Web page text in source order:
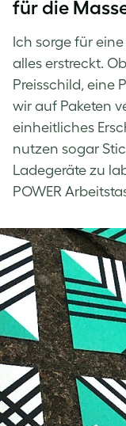
für die
Ich sorge für
alles erstreckt.
Preisschild, eine
wir auf Paketen
einheitliches
nutzen sogar
Ladegeräte zu
POWER